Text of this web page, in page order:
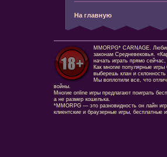
На главную
MMORPG* CARNAGE.
законам Средневековья.
начать играть прямо
Как многие популярные
выберешь клан и
Мы воплотили все, что
войны.
Многие online игры предлагают поиграть
а не размер кошелька.
*MMORPG — это разновидность он лайн
клиентские и браузерные игры, бесплатные